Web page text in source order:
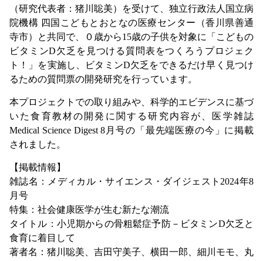
（研究代表者：猪川聡美）を受けて、独立行政法人国立病
院機構 四国こどもとおとなの医療センター（香川県善通
寺市）と共同で、０歳から15歳の子供を対象に「こどもの
ビタミンD欠乏を見つける質問表をつくろうプロジェク
ト！」を実施し、ビタミンD欠乏をできるだけ早く見つけ
るための質問票の開発研究を行っています。
本プロジェクトでの取り組みや、科学的エビデンスに基づ
いた食育教材の開発に関する研究内容が、医学雑誌
Medical Science Digest 8 月号の「最先端医療の今」に掲載
されました。
【掲載情報】
雑誌名：メディカル・サイエンス・ダイジェスト2024年8
月号
特集：社会健康医学が生む新たな潮流
タイトル：小児期からの骨粗鬆症予防－ビタミンD欠乏と
食育に着目して
著者名：猪川聡美、吉田守美子、横田一郎、細川モモ、丸